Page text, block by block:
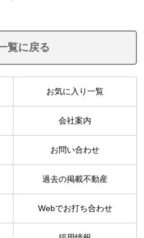
覧に戻る
お気に入り一覧
会社案内
お問い合わせ
過去の掲載不動産
Webでお打ち合わせ